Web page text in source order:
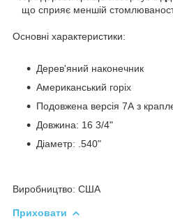
що сприяє меншій
Основні характеристики:
Дерев'яний наконечник
Американський горіх
Подовжена версія 7А з
Довжина: 16 3/4"
Діаметр: .540"
Виробництво: США
Приховати